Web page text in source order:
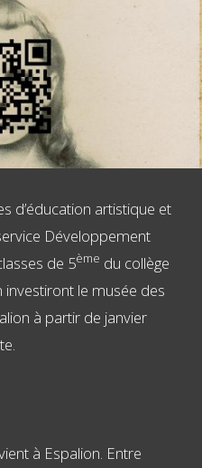
d’éducation artistique et
Développement
de 5ème du collège
investiront le musée des
à partir de janvier
à Espalion. Entre